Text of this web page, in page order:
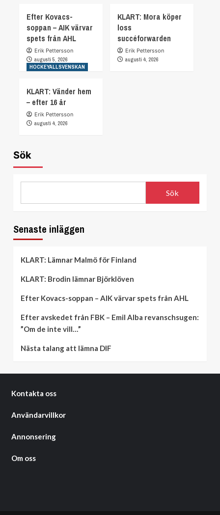
Efter Kovacs-
soppan – AIK värvar
spets från AHL
Erik Pettersson
augusti 5, 2026
KLART: Mora köper
loss
succéforwarden
Erik Pettersson
augusti 4, 2026
HOCKEYALLSVENSKAN
KLART: Vänder hem
– efter 16 år
Erik Pettersson
augusti 4, 2026
Sök
Sök
Senaste inläggen
KLART: Lämnar Malmö för Finland
KLART: Brodin lämnar Björklöven
Efter Kovacs-soppan – AIK värvar spets från AHL
Efter avskedet från FBK – Emil Alba revanschsugen:
”Om de inte vill…”
Nästa talang att lämna DIF
Kontakta oss
Användarvillkor
Annonsering
Om oss